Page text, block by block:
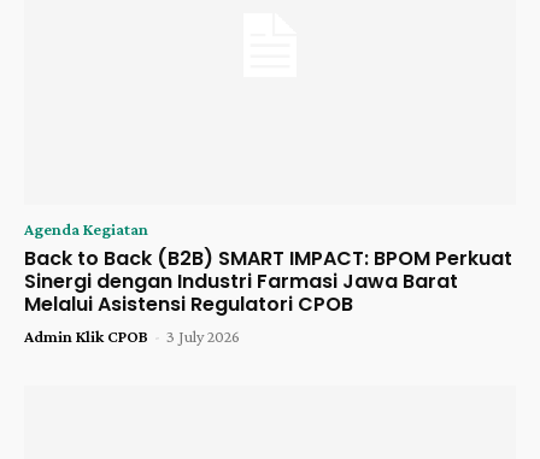
Agenda Kegiatan
Back to Back (B2B) SMART IMPACT: BPOM Perkuat
Sinergi dengan Industri Farmasi Jawa Barat
Melalui Asistensi Regulatori CPOB
Admin Klik CPOB - 3 July 2026